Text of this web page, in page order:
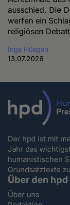
ausschied. Die
werfen ein
religiösen
Inge Hüsgen
13.07.2026
Der hpd ist mit
Jahr das
humanistischen
Grundsatztexte
Über den hpd
Über uns